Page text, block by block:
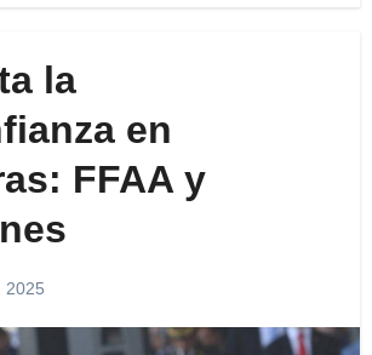
la
en
FFAA y
2025